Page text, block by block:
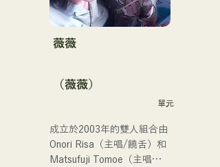
年第106屆全日本高中棒球
錦標賽的主題曲，成為一支
值得關注的組合。
薇薇
（薇薇）
單元
成立於2003年的雙人組合由
Onori Risa（主唱/饒舌）和
Matsufuji Tomoe（主唱）